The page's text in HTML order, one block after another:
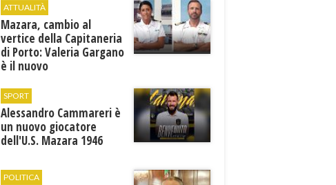
ATTUALITÀ
Mazara, cambio al
vertice della Capitaneria
di Porto: Valeria Gargano
è il nuovo
SPORT
Alessandro Cammareri è
un nuovo giocatore
dell'U.S. Mazara 1946
POLITICA